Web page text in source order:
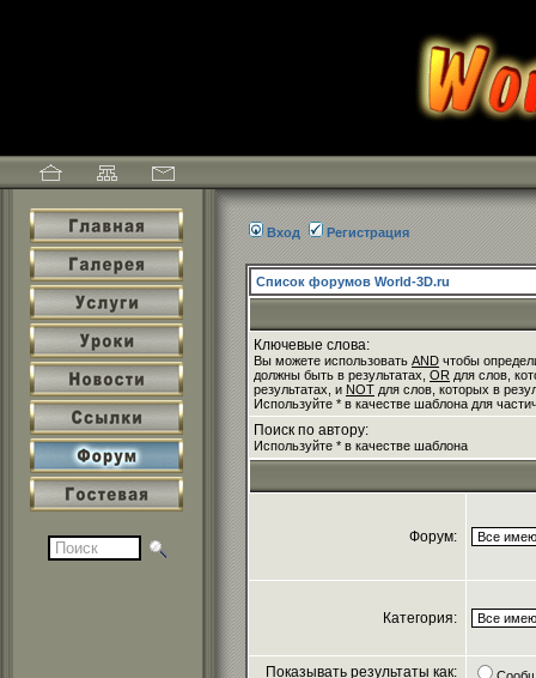
Вход Регистрация
Список форумов World-3D.ru
Ключевые слова:
Вы можете использовать AND чтобы
должны быть в результатах, OR для слов,
результатах, и NOT для слов, которых в
Используйте * в качестве шаблона для
Поиск по автору:
Используйте * в качестве шаблона
Форум:
Категория:
Показывать результаты как: